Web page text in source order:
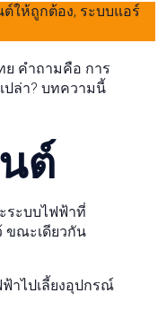
ย คำถามคือ การ
ปล่า? บทความนี้
ต์
ระบบไฟฟ้าที่
ขณะเดียวกัน
าไปเลี้ยงอุปกรณ์